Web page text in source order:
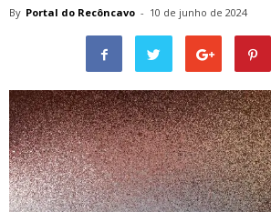
By Portal do Recôncavo - 10 de junho de 2024